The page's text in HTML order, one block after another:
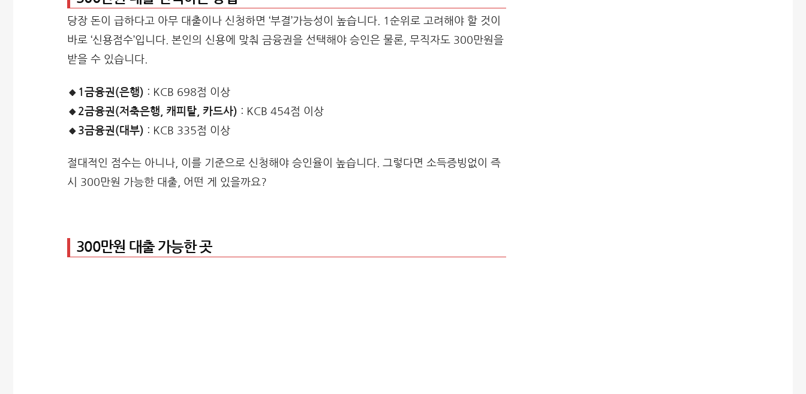
당장 돈이 급하다고 아무 대출이나 신청하면 ‘부결’가능성이 높습니다. 1순위로 고려해야 할 것이
바로 ‘신용점수’입니다. 본인의 신용에 맞춰 금융권을 선택해야 승인은 물론, 무직자도 300만원을
받을 수 있습니다.
🔸1금융권(은행) : KCB 698점 이상
🔸2금융권(저축은행, 캐피탈, 카드사) : KCB 454점 이상
🔸3금융권(대부) : KCB 335점 이상
절대적인 점수는 아니나, 이를 기준으로 신청해야 승인율이 높습니다. 그렇다면 소득증빙없이 즉
시 300만원 가능한 대출, 어떤 게 있을까요?
300만원 대출 가능한 곳